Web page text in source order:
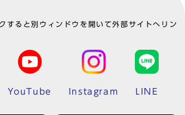
すると別ウィンドウを開いて外部サイトへリン
YouTube Instagram LINE